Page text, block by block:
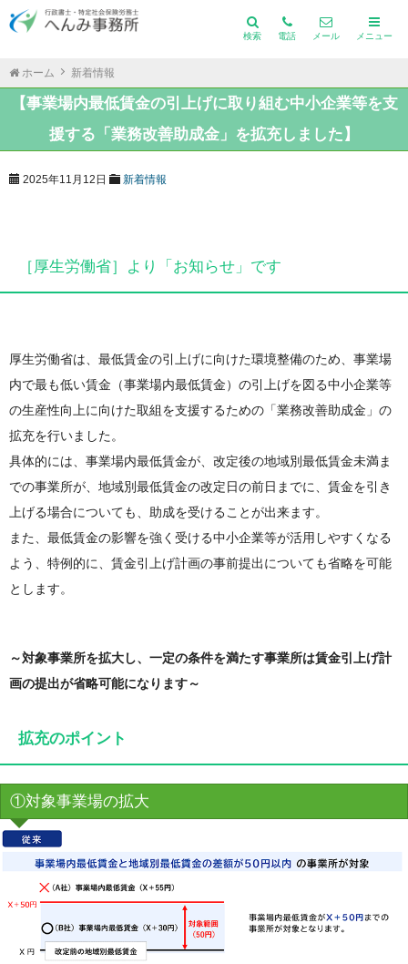
検索 電話 メール メニュー
ホーム 新着情報
【事業場内最低賃金の引上げに取り組む中小企業等を支
援する「業務改善助成金」を拡充しました】
2025年11月12日 新着情報
［厚生労働省］より「お知らせ」です
厚生労働省は、最低賃金の引上げに向けた環境整備のため、事業場
内で最も低い賃金（事業場内最低賃金）の引上げを図る中小企業等
の生産性向上に向けた取組を支援するための「業務改善助成金」の
拡充を行いました。
具体的には、事業場内最低賃金が、改定後の地域別最低賃金未満ま
での事業所が、地域別最低賃金の改定日の前日までに、賃金を引き
上げる場合についても、助成を受けることが出来ます。
また、最低賃金の影響を強く受ける中小企業等が活用しやすくなる
よう、特例的に、賃金引上げ計画の事前提出についても省略を可能
とします。
～対象事業所を拡大し、一定の条件を満たす事業所は賃金引上げ計
画の提出が省略可能になります～
拡充のポイント
①対象事業場の拡大